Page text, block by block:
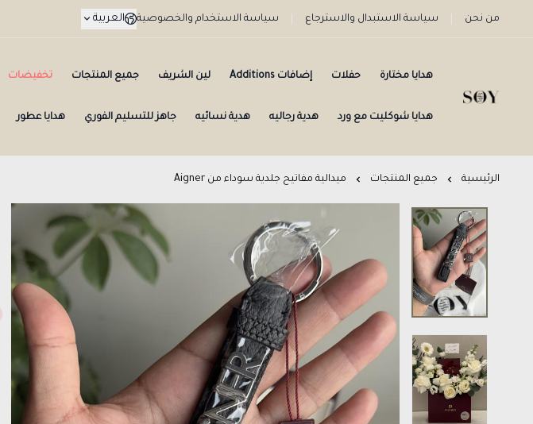
من نحن سياسة الاستبدال والاسترجاع سياسة الاستخدام والخصوصية العربية
هدايا مختارة حفلات إضافات Additions لين الشريف جميع المنتجات تخفيضات
هدايا شوكليت مع ورد هدية رجاليه هدية نسائيه جاهز للتسليم الفوري هدايا عطور
الرئيسية جميع المنتجات ميدالية مفاتيح جلدية سوداء من Aigner